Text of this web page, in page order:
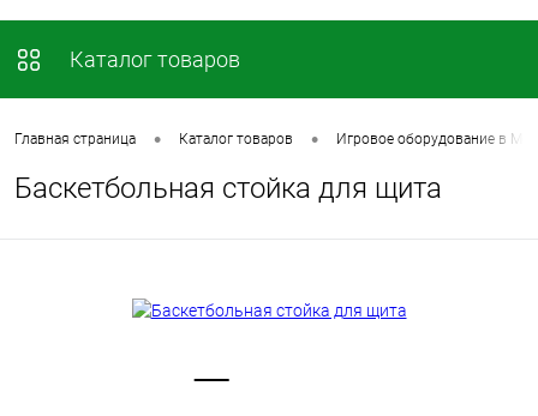
Каталог товаров
Главная страница • Каталог товаров • Игровое оборудование в
Баскетбольная стойка для щита